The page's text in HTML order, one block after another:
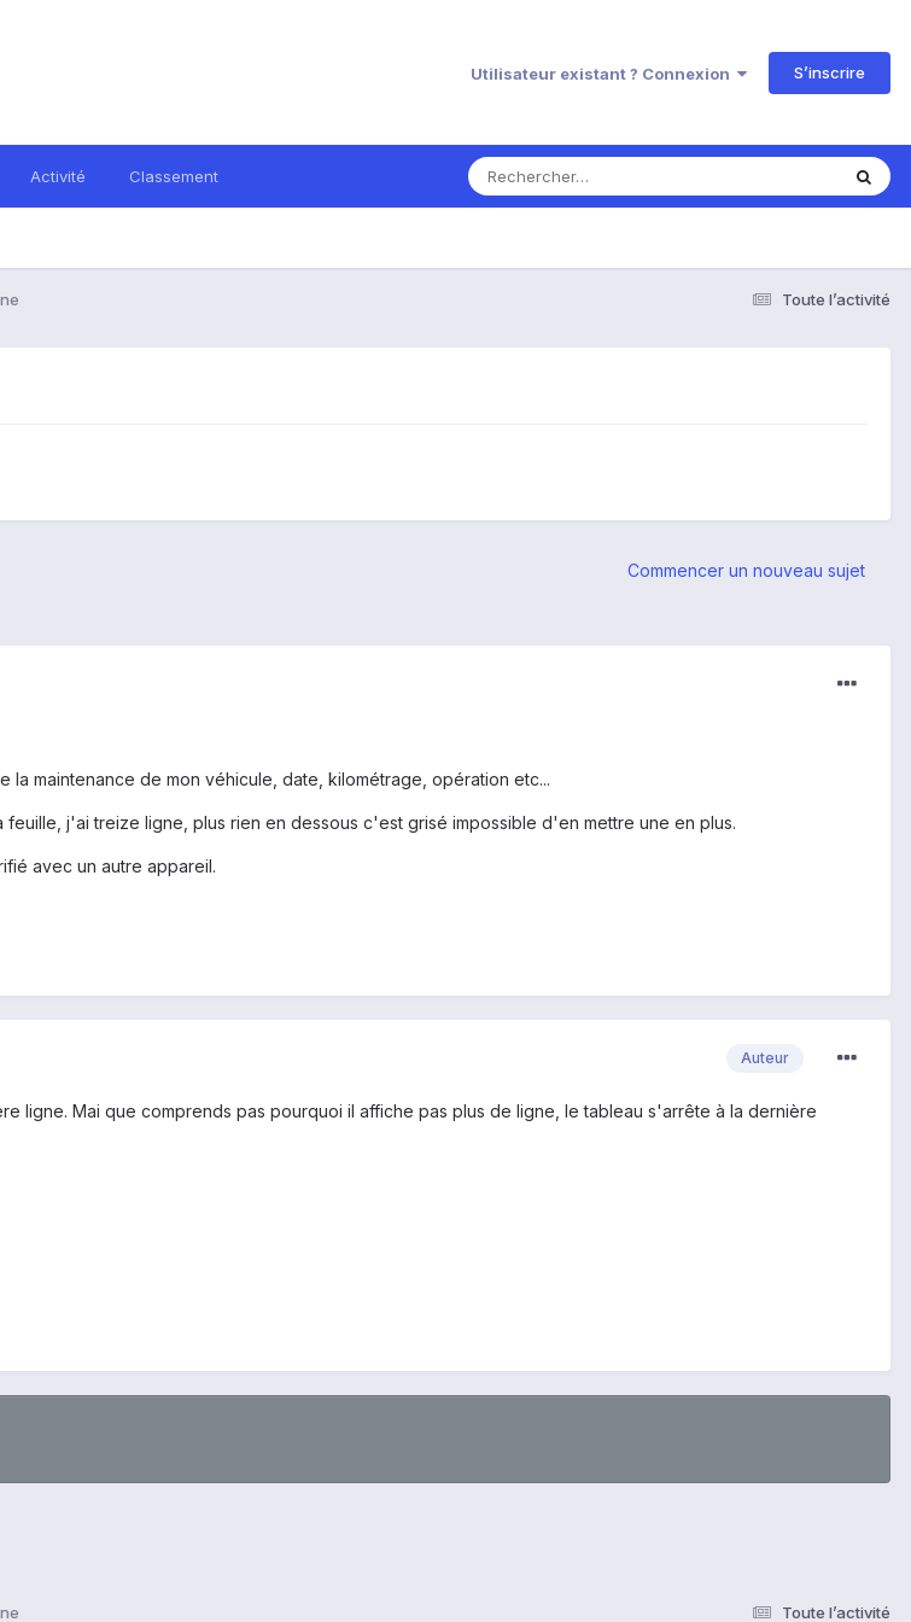
Utilisateur existant ? Connexion S’inscrire
Activité Classement
Toute l’activité
Commencer un nouveau sujet
maintenance de mon véhicule, date, kilométrage, opération etc...
j'ai treize ligne, plus rien en dessous c'est grisé impossible d'en mettre une en plus.
avec un autre appareil.
Auteur
ligne. Mai que comprends pas pourquoi il affiche pas plus de ligne, le tableau s'arrête à la dernière
Toute l’activité